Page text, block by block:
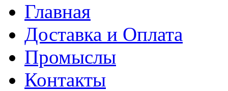
Главная
Доставка и Оплата
Промыслы
Контакты